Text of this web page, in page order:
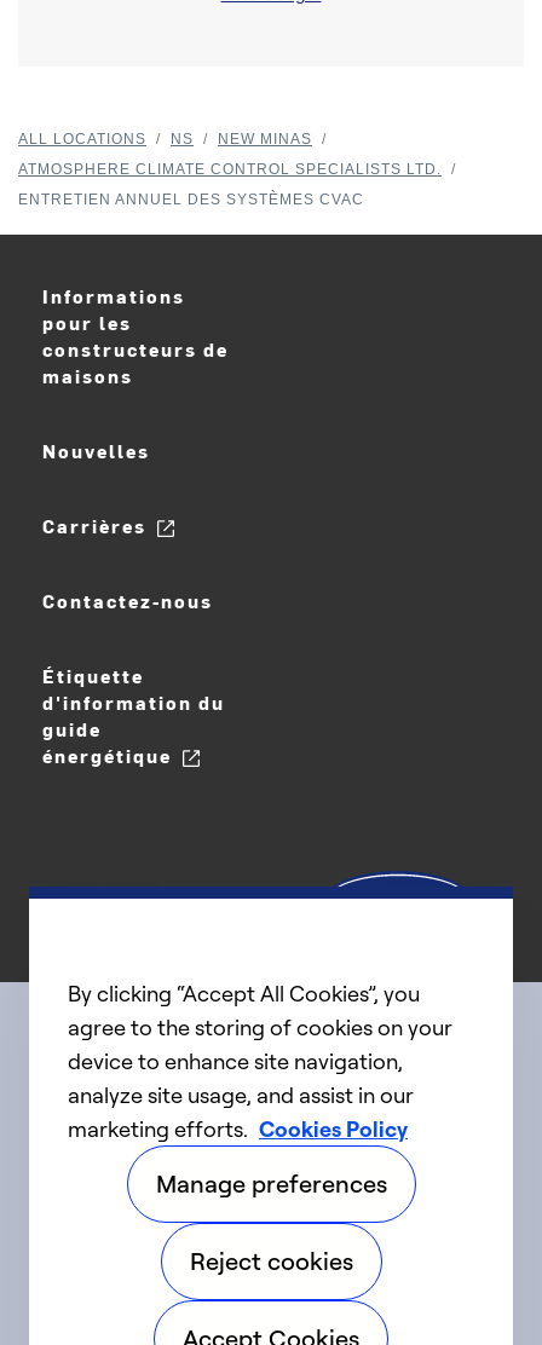
ALL LOCATIONS / NS / NEW MINAS
/
ATMOSPHERE CLIMATE CONTROL SPECIALISTS LTD.
/
ENTRETIEN ANNUEL DES SYSTÈMES CVAC
Informations
pour les
constructeurs de
maisons
Nouvelles
Carrières
Contactez-nous
Étiquette
d'information du
guide
énergétique
Connect with us
linkedIntwitter facebookyoutube
©2025 Carrier. Tous droits réservés.
Accessibilité Avis sur la confidentialité
By clicking “Accept All Cookies”, you
agree to the storing of cookies on your
device to enhance site navigation,
analyze site usage, and assist in our
marketing efforts. Cookies Policy
Manage preferences
Reject cookies
Accept Cookies